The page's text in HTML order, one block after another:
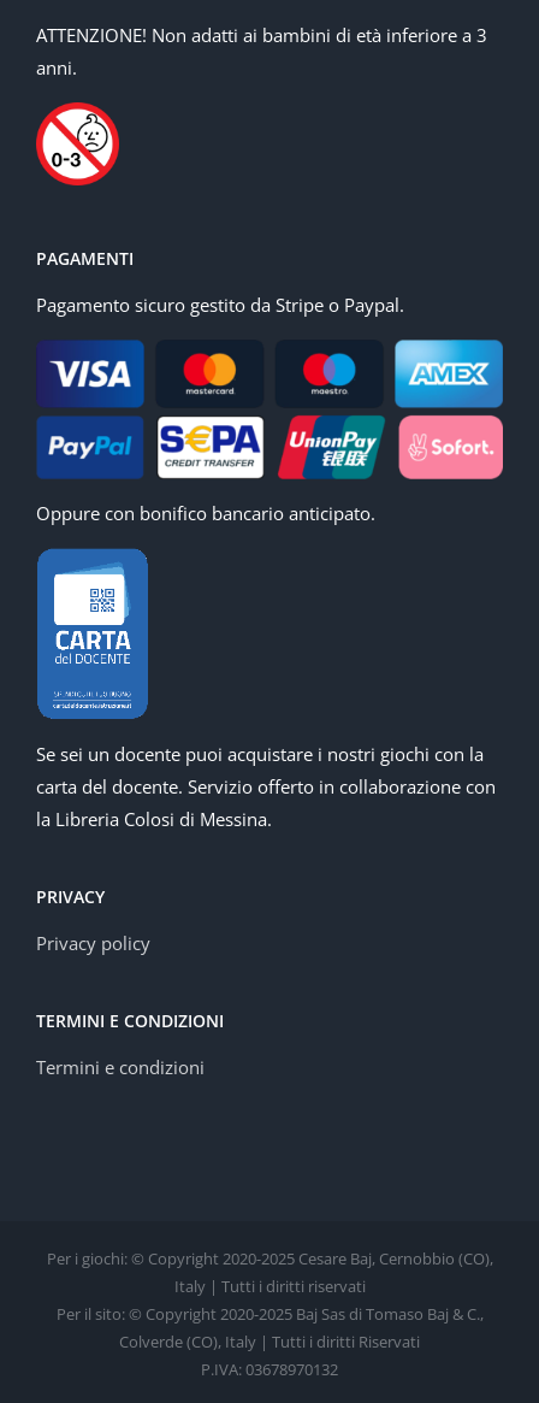
ATTENZIONE! Non adatti ai bambini di età inferiore a 3
anni.
PAGAMENTI
Pagamento sicuro gestito da Stripe o Paypal.
Oppure con bonifico bancario anticipato.
Se sei un docente puoi acquistare i nostri giochi con la
carta del docente. Servizio offerto in collaborazione con
la Libreria Colosi di Messina.
PRIVACY
Privacy policy
TERMINI E CONDIZIONI
Termini e condizioni
Per i giochi: © Copyright 2020-2025 Cesare Baj, Cernobbio (CO),
Italy | Tutti i diritti riservati
Per il sito: © Copyright 2020-2025 Baj Sas di Tomaso Baj & C.,
Colverde (CO), Italy | Tutti i diritti Riservati
P.IVA: 03678970132